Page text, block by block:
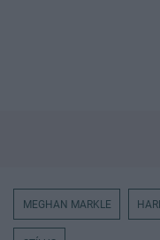
MEGHAN MARKLE